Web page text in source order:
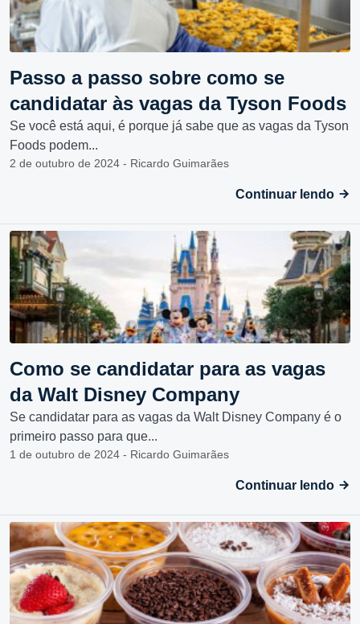
Passo a passo sobre como se
candidatar às vagas da Tyson Foods
Se você está aqui, é porque já sabe que as vagas da Tyson
Foods podem...
2 de outubro de 2024 - Ricardo Guimarães
Continuar lendo
Como se candidatar para as vagas
da Walt Disney Company
Se candidatar para as vagas da Walt Disney Company é o
primeiro passo para que...
1 de outubro de 2024 - Ricardo Guimarães
Continuar lendo